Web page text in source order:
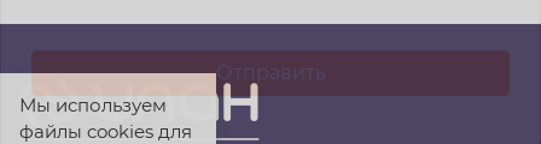
Мы используем
файлы cookies для